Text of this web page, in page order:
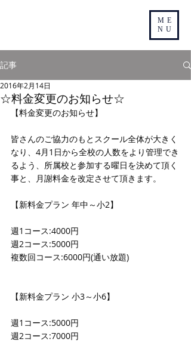
ME
NU
記事
☆料金変更のお知らせ☆
2016年2月14日
【料金変更のお知らせ】
皆さんのご協力のもとスクール全体が大きく
なり、4月1日から全校の人数をより管理でき
るよう、所属校と参加する曜日を決めて頂く
事と、月謝料金を改定させて頂きます。
【新料金プラン 年中～小2】
週1コース:4000円
週2コース:5000円
複数回コース:6000円(通い放題)
【新料金プラン 小3～小6】
週1コース:5000円
週2コース:7000円